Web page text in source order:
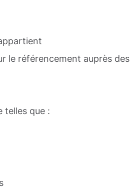
le référencement auprès des
telles que :